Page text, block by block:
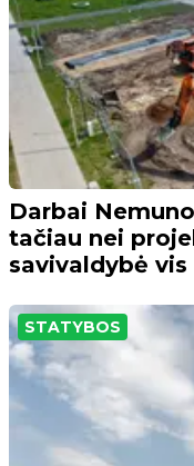
Darbai
tačiau nei
savivaldybė
STATYBOS